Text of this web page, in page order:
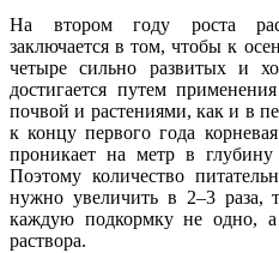
На втором году роста
заключается в том, чтобы к
четыре сильно развитых и
достигается путем
почвой и растениями, как и в
к концу первого года
проникает на метр в
Поэтому количество
нужно увеличить в 2–3 раза,
каждую подкормку не одно, а
раствора.